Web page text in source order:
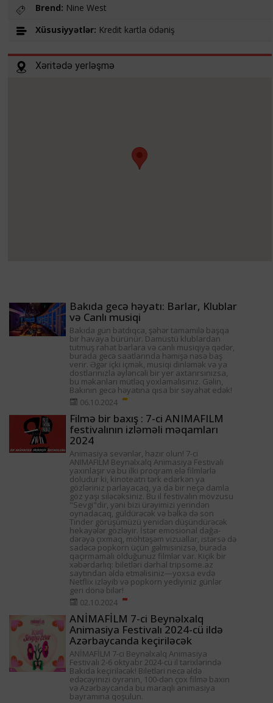
Brend: Nine West
Xüsusiyyətlər: Kredit kartla ödəniş
Xəritədə yerləşmə
Bakıda gecə həyatı: Barlar, Klublar
və Canlı musiqi
Bakıda gün batdıqca, şəhər tamamilə başqa
bir havaya bürünür. Damüstü klublardan
tutmuş rahat barlara və canlı musiqiyə qədər,
burada gecə saatlarında həmişə nəsə baş
verir. Əgər içki içmək, musiqi dinləmək və ya
dostlarınızla əyləncəli bir yer axtarırsınızsa,
bu məkanları mütləq yoxlamalısınız. Gəlin,
Bakının gecə həyatına qısa bir səyahət edək!
06.10.2024
Filmə bir baxış : 7-ci ANIMAFILM
festivalının izləməli məqamları
2024
Animasiya sevənlər, hazır olun! 7-ci
ANIMAFILM Beynəlxalq Animasiya Festivalı
yaxınlaşır və bu ilki proqram elə filmlərlə
doludur ki, kinoteatrı tərk edərkən ya
gözləriniz parlayacaq, ya da bir neçə damla
göz yaşı siləcəksiniz. Bu il festivalın mövzusu
"Sevgi"dir, yəni bizi ürəyimizi yerindən
oynadacaq, güldürəcək və bəlkə də son
Tinder görüşümüzü yenidən düşündürəcək
hekayələr gözləyir. İstər emosional dağa-
dərəyə çıxmaq, möhtəşəm vizuallar, istərsə də
sadəcə popkorn üçün gəlmisinizsə, burada
qaçırmamalı olduğunuz filmlər var. Kiçik bir
xəbərdarlıq: biletləri dərhal tripsome.az
saytından əldə etməlisiniz—yoxsa evdə
Netflix izləyib və popkorn yediyiniz günlər
geri dönə bilər!
02.10.2024
ANİMAFİLM 7-ci Beynəlxalq
Animasiya Festivalı 2024-cü ildə
Azərbaycanda keçiriləcək
ANİMAFİLM 7-ci Beynəlxalq Animasiya
Festivalı 2-6 oktyabr 2024-cü il tarixlərində
Bakıda keçiriləcək! Biletləri necə əldə
edəcəyinizi öyrənin, 100-dən çox filmə baxın
və Azərbaycanda bu maraqlı animasiya
bayramına qoşulun.